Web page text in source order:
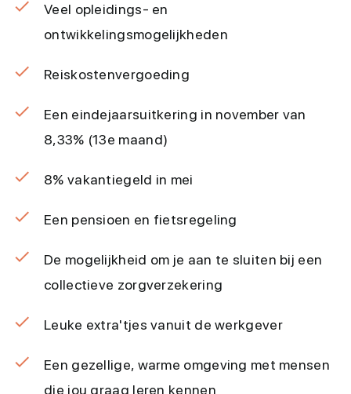
Veel opleidings- en
ontwikkelingsmogelijkheden
Reiskostenvergoeding
Een eindejaarsuitkering in november van
8,33% (13e maand)
8% vakantiegeld in mei
Een pensioen en fietsregeling
De mogelijkheid om je aan te sluiten bij een
collectieve zorgverzekering
Leuke extra'tjes vanuit de werkgever
Een gezellige, warme omgeving met mensen
die jou graag leren kennen